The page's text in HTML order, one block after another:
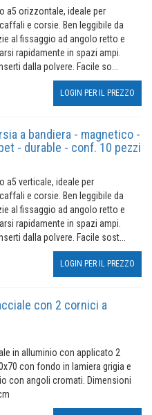
a5 orizzontale, ideale per
e corsie. Ben leggibile da
al fissaggio ad angolo retto e
rapidamente in spazi ampi.
dalla polvere. Facile so...
LOGIN PER IL PREZZO
a bandiera - magnetico -
- durable - conf. 10 pezzi
a5 verticale, ideale per
e corsie. Ben leggibile da
al fissaggio ad angolo retto e
rapidamente in spazi ampi.
dalla polvere. Facile sost...
LOGIN PER IL PREZZO
con 2 cornici a
in alluminio con applicato 2
con fondo in lamiera grigia e
con angoli cromati. Dimensioni